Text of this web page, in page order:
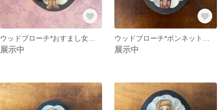
ウッドブローチ*おすまし女の子
展示中 展示中